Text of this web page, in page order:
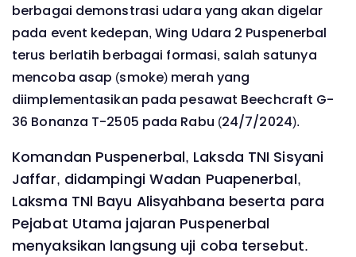
berbagai demonstrasi udara yang akan digelar
pada event kedepan, Wing Udara 2 Puspenerbal
terus berlatih berbagai formasi, salah satunya
mencoba asap (smoke) merah yang
diimplementasikan pada pesawat Beechcraft G-
36 Bonanza T-2505 pada Rabu (24/7/2024).
Komandan Puspenerbal, Laksda TNI Sisyani
Jaffar, didampingi Wadan Puapenerbal,
Laksma TNl Bayu Alisyahbana beserta para
Pejabat Utama jajaran Puspenerbal
menyaksikan langsung uji coba tersebut.